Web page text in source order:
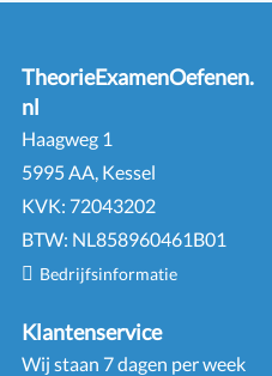
TheorieExamenOefenen.
nl
Haagweg 1
5995 AA, Kessel
KVK: 72043202
BTW: NL858960461B01
Bedrijfsinformatie
Klantenservice
Wij staan 7 dagen per week